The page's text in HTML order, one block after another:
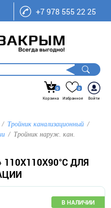
+7 978 555 22 25
0
Корзина
0
Избранное
Войти
Тройник канализационный
Тройник наруж. кан.
ДЛЯ